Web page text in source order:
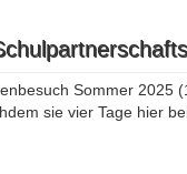
Sommer 2025
sie vier Tage hier